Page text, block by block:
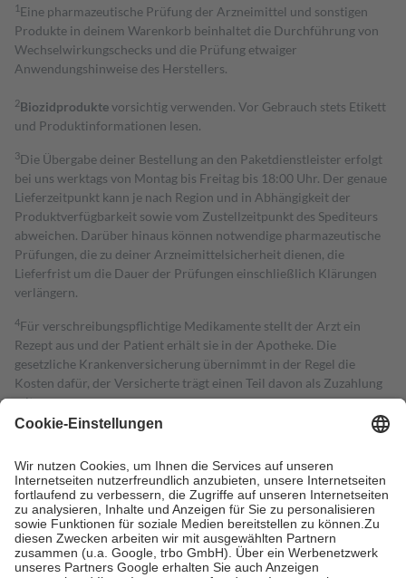
1 Eine pharmazeutische Prüfung der Arzneimittel und sonstigen
Produkte in deinem Warenkorb beinhaltet die Durchführung von
Wechselwirkungschecks und die Prüfung etwaiger
Anwendungshinweise des Herstellers.
2Biozidproduktevorsichtig verwenden. Vor Gebrauch stets Etikett
und Produktinformationen lesen.
3Die Übergabe deiner Bestellung an den Paketdienstleister erfolgt
bei uns werktags von Montag bis Freitag bis 18:00 Uhr. Der genaue
Lieferzeitpunkt kann je nach Region und in Abhängigkeit der
Produktverfügbarkeit sowie vom Zustellzeitpunkt des Spediteurs
abweichen. Darüber hinaus können notwendige pharmazeutische
Prüfungen, die zu deiner Arzneimittelsicherheit dienen, die
Lieferfrist um die Dauer der Prüfungen einschließlich Klärungen
verlängern.
4Für verschreibungspflichtige Medikamente stellt der Arzt ein
Rezept aus und der Patient erhält sie in der Apotheke. Die
gesetzliche Krankenversicherung übernimmt in der Regel die
Kosten dafür, der Versicherte trägt einen Teil davon als Zuzahlung
mit.
Grundsätzlich leisten Mitglieder Zuzahlungen in Höhe von zehn
höchstens zehn Euro.
Es sind jedoch nie mehr als die tatsächlichen
Kosten der Leistung zu entrichten.
Diese Regeln gelten grundsätzlich auch für Online-Apotheken.
Bei Heilmitteln und häuslicher Krankenpflege beträgt die
Zuzahlung zehn Prozent der Kosten sowie zehn Euro je
Verordnung.
Um das Engagement der Versicherten für ihre eigene Gesundheit zu